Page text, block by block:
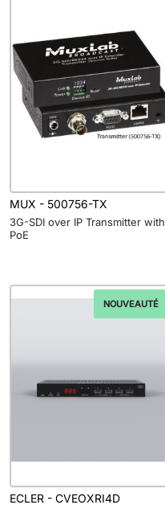
MUX - 500756-TX
3G-SDI over IP Transmitter with
PoE
NOUVEAUTÉ
ECLER - CVEOXRI4D